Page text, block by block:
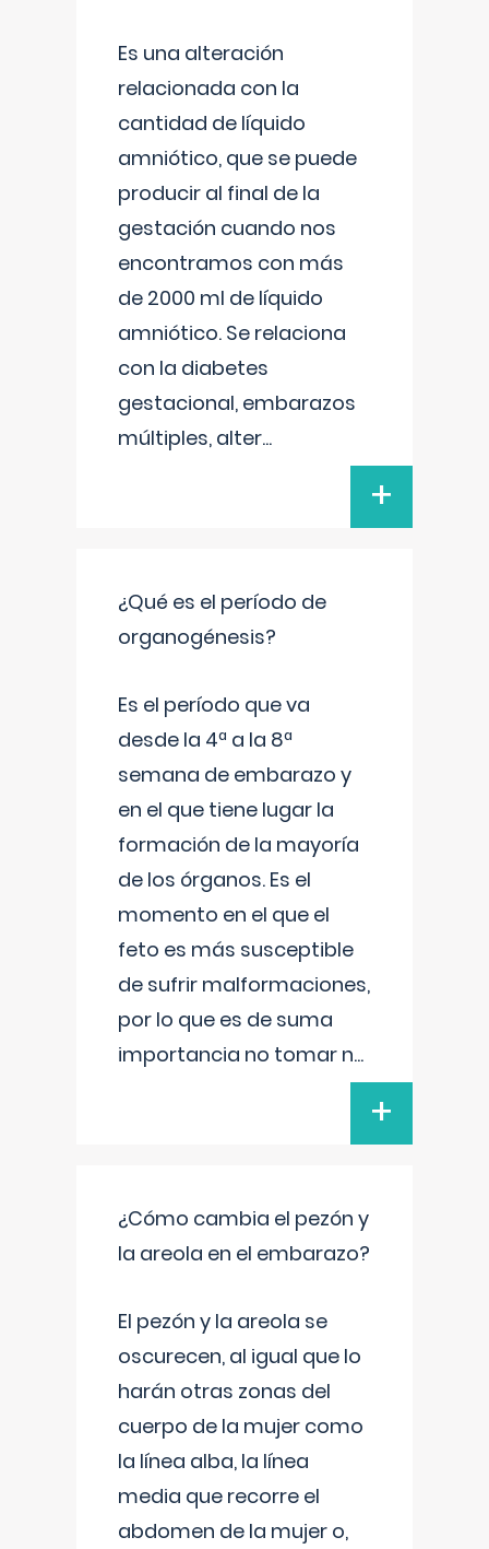
Es una alteración
relacionada con la
cantidad de líquido
amniótico, que se puede
producir al final de la
gestación cuando nos
encontramos con más
de 2000 ml de líquido
amniótico. Se relaciona
con la diabetes
gestacional, embarazos
múltiples, alter...
+
¿Qué es el período de
organogénesis?
Es el período que va
desde la 4ª a la 8ª
semana de embarazo y
en el que tiene lugar la
formación de la mayoría
de los órganos. Es el
momento en el que el
feto es más susceptible
de sufrir malformaciones,
por lo que es de suma
importancia no tomar n...
+
¿Cómo cambia el pezón y
la areola en el embarazo?
El pezón y la areola se
oscurecen, al igual que lo
harán otras zonas del
cuerpo de la mujer como
la línea alba, la línea
media que recorre el
abdomen de la mujer o,